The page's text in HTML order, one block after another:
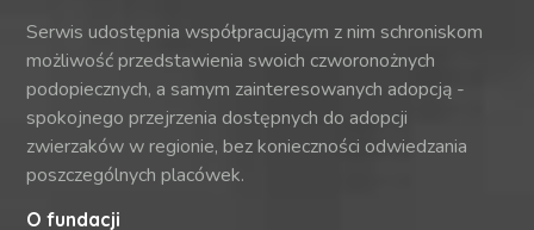
Serwis udostępnia współpracującym z nim schroniskom
możliwość przedstawienia swoich czworonożnych
podopiecznych, a samym zainteresowanych adopcją -
spokojnego przejrzenia dostępnych do adopcji
zwierzaków w regionie, bez konieczności odwiedzania
poszczególnych placówek.
O fundacji